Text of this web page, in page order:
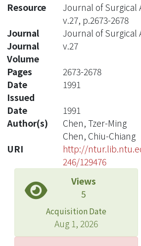
Resource
Journal of Surgical
v.27, p.2673-2678
Journal
Journal of Surgical
Journal
Volume
v.27
Pages
2673-2678
Date
Issued
1991
Date
1991
Author(s)
Chen, Tzer-Ming
Chen, Chiu-Chiang
URI
http://
246/129476
Views
5
Acquisition Date
Aug 1, 2026